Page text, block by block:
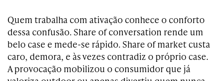
Quem trabalha com ativação conhece o conforto
dessa confusão. Share of conversation rende um
belo case e mede-se rápido. Share of market custa
caro, demora, e às vezes contradiz o próprio case.
A provocação mobilizou o consumidor que já